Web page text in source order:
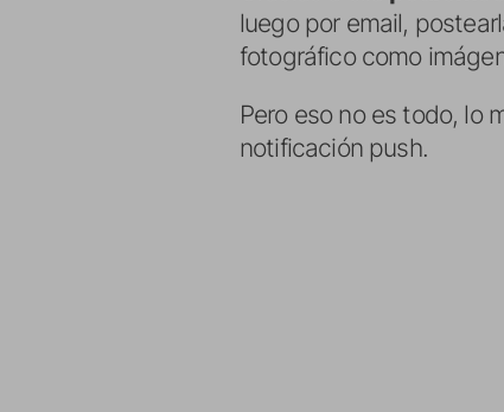
luego por email,
fotográfico como
Pero eso no es todo, lo
notificación push.